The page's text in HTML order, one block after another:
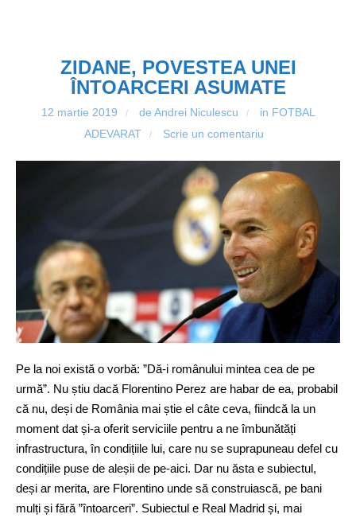
ZIDANE, POVESTEA UNEI
ÎNTOARCERI ASUMATE
12 martie 2019 / de Andrei Niculescu / in FOTBAL
ADEVARAT
/ Scrie un comentariu
Pe la noi există o vorbă: ”Dă-i românului mintea cea de pe
urmă”. Nu știu dacă Florentino Perez are habar de ea, probabil
că nu, deși de România mai știe el câte ceva, fiindcă la un
moment dat și-a oferit serviciile pentru a ne îmbunătăți
infrastructura, în condițiile lui, care nu se suprapuneau defel cu
condițiile puse de aleșii de pe-aici. Dar nu ăsta e subiectul,
deși ar merita, are Florentino unde să construiască, pe bani
mulți și fără ”întoarceri”. Subiectul e Real Madrid și, mai